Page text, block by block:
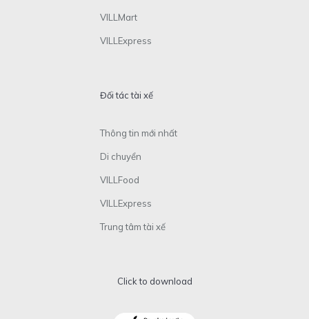
VILLMart
VILLExpress
Đối tác tài xế
Thông tin mới nhất
Di chuyển
VILLFood
VILLExpress
Trung tâm tài xế
Click to download